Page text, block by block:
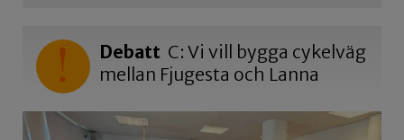
Debatt C: Vi vill bygga cykelväg
mellan Fjugesta och Lanna